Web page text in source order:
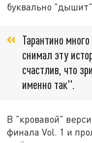
буквально
Тарантино
снимал эту
счастлив, что
именно так".
В "кровавой"
финала Vol. 1 и